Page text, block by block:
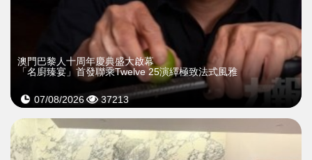
澳門巴黎人十周年慶典盛大啟幕
「名廚臻宴」首發聯乘Twelve 25演繹極致法式風雅
07/08/2026 37213